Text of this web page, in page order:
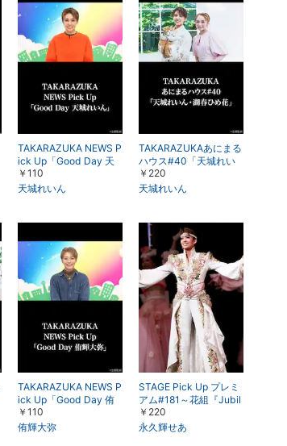
TAKARAZUKA NEWS P
ick Up「Good Day 天
城れいん」
￥110
天城れいん
TAKARAZUKAあにまる
ハウス#40「天城れい
ん・湖春ひめ花」
￥220
天城れいん
TAKARAZUKA NEWS P
ick Up「Good Day 侑
輝大弥」
￥110
侑輝大弥
STAGE Pick Up プレミ
アム#181～花組『Jubil
ee』（’25年・博多座）
より～
￥220
永久輝せあ